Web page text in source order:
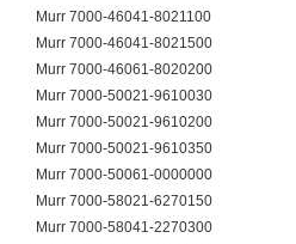
Murr 7000-46041-8021100
Murr 7000-46041-8021500
Murr 7000-46061-8020200
Murr 7000-50021-9610030
Murr 7000-50021-9610200
Murr 7000-50021-9610350
Murr 7000-50061-0000000
Murr 7000-58021-6270150
Murr 7000-58041-2270300